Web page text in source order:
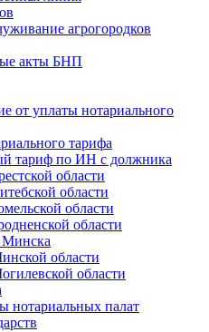
агрогородков
акты БНП
от уплаты нотариального
тарифа
тариф по ИН с должника
области
области
области
области
области
области
нотариальных палат